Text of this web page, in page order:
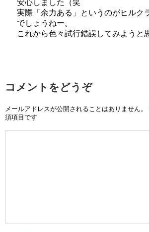
安心しました（笑
実際「余力ある」というのがヒルク
でしょうねー。
これから色々試行錯誤してみようと
コメントをどうぞ
メールアドレスが公開されることはありません。
須項目です